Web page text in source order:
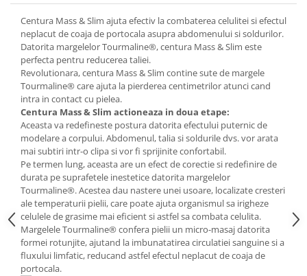
Centura Mass & Slim ajuta efectiv la combaterea celulitei si efectul
neplacut de coaja de portocala asupra abdomenului si soldurilor.
Datorita margelelor Tourmaline®, centura Mass & Slim este
perfecta pentru reducerea taliei.
Revolutionara, centura Mass & Slim contine sute de margele
Tourmaline® care ajuta la pierderea centimetrilor atunci cand
intra in contact cu pielea.
Centura Mass & Slim actioneaza in doua etape:
Aceasta va redefineste postura datorita efectului puternic de
modelare a corpului. Abdomenul, talia si soldurile dvs. vor arata
mai subtiri intr-o clipa si vor fi sprijinite confortabil.
Pe termen lung, aceasta are un efect de corectie si redefinire de
durata pe suprafetele inestetice datorita margelelor
Tourmaline®. Acestea dau nastere unei usoare, localizate cresteri
ale temperaturii pielii, care poate ajuta organismul sa irigheze
celulele de grasime mai eficient si astfel sa combata celulita.
Margelele Tourmaline® confera pielii un micro-masaj datorita
formei rotunjite, ajutand la imbunatatirea circulatiei sanguine si a
fluxului limfatic, reducand astfel efectul neplacut de coaja de
portocala.